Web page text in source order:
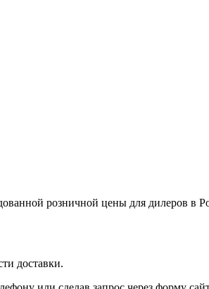
розничной цены для дилеров в
доставки.